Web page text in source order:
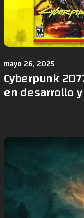
mayo 26, 2025
Cyberpunk
en desarrollo